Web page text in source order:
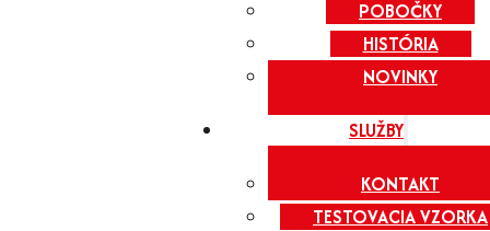
POBOČKY
HISTÓRIA
NOVINKY
SLUŽBY
KONTAKT
TESTOVACIA VZORKA